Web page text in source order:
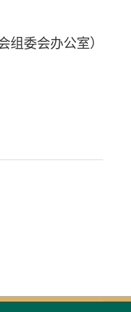
组委会办公室）